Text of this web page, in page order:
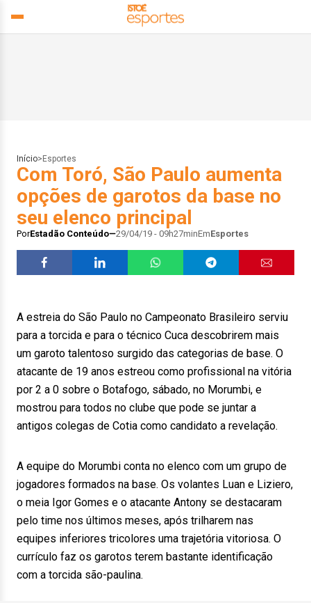
Início> Esportes
Com Toró, São Paulo aumenta
opções de garotos da base no
seu elenco principal
PorEstadão Conteúdo 29/04/19 - 09h27minEmEsportes
A estreia do São Paulo no Campeonato Brasileiro serviu
para a torcida e para o técnico Cuca descobrirem mais
um garoto talentoso surgido das categorias de base. O
atacante de 19 anos estreou como profissional na vitória
por 2 a 0 sobre o Botafogo, sábado, no Morumbi, e
mostrou para todos no clube que pode se juntar a
antigos colegas de Cotia como candidato a revelação.
A equipe do Morumbi conta no elenco com um grupo de
jogadores formados na base. Os volantes Luan e Liziero,
o meia Igor Gomes e o atacante Antony se destacaram
pelo time nos últimos meses, após trilharem nas
equipes inferiores tricolores uma trajetória vitoriosa. O
currículo faz os garotos terem bastante identificação
com a torcida são-paulina.